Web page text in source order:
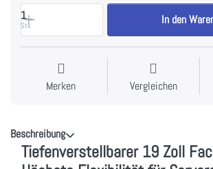
1
Stk In den
Merken Vergleichen
Beschreibung
Tiefenverstellbarer 19 Zoll